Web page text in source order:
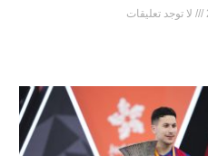
لا توجد تعليقات